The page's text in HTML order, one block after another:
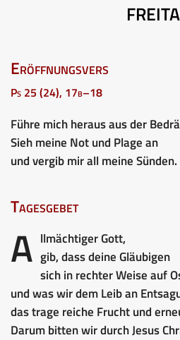
Eröffnungsvers
Ps 25 (24), 17b–18
Führe mich heraus aus der
Sieh meine Not und Plage an
und vergib mir all meine Sünden.
Tagesgebet
A llmächtiger Gott,
gib, dass deine Gläubigen
sich in rechter Weise auf
und was wir dem Leib an
das trage reiche Frucht und
Darum bitten wir durch Jesus